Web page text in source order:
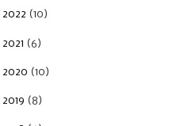
2022 (10)
2021 (6)
2020 (10)
2019 (8)